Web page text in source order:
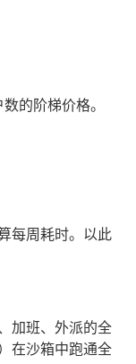
的阶梯价格。
每周耗时。以此
加班、外派的全
在沙箱中跑通全